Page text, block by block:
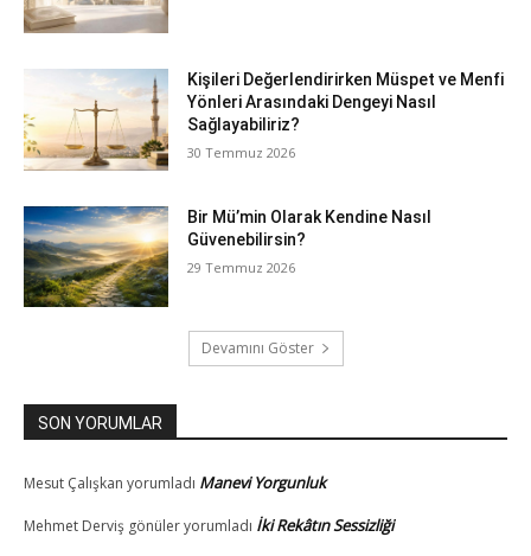
Kişileri Değerlendirirken Müspet ve Menfi
Yönleri Arasındaki Dengeyi Nasıl
Sağlayabiliriz?
30 Temmuz 2026
Bir Mü’min Olarak Kendine Nasıl
Güvenebilirsin?
29 Temmuz 2026
Devamını Göster
SON YORUMLAR
Mesut Çalışkan yorumladı Manevi Yorgunluk
Mehmet Derviş gönüleryorumladı İki Rekâtın Sessizliği